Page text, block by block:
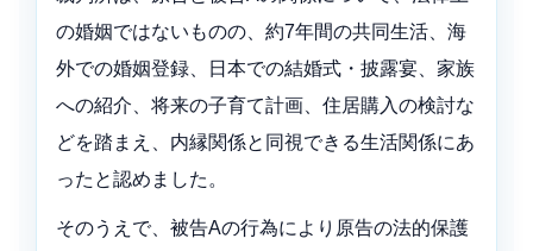
の婚姻ではないものの、約7年間の共同生活、海
外での婚姻登録、日本での結婚式・披露宴、家族
への紹介、将来の子育て計画、住居購入の検討な
どを踏まえ、内縁関係と同視できる生活関係にあ
ったと認めました。
そのうえで、被告Aの行為により原告の法的保護